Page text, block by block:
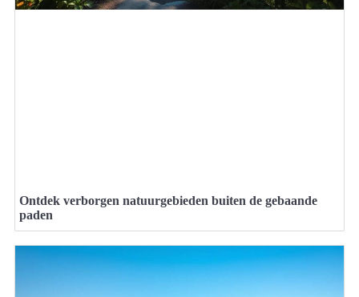
Ontdek verborgen natuurgebieden buiten de gebaande
paden